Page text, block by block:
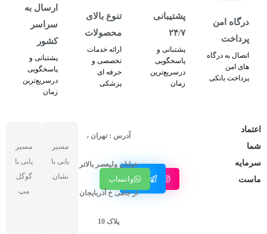
درگاه امن
پرداخت
اتصال به درگاه
های امن
پرداخت بانکی
پشتیبانی
۲۴/۷
پشتبانی و
پاسخگویی
درسریع‌ترین
زمان
تنوع بالای
محصولات
ارائه خدمات
تخصصی و
حرفه ای
پزشکی
ارسال به
سراسر
کشور
پشتبانی و
پاسخگویی
درسریع‌ترین
زمان
اعتماد
شما
سرمایه
ماست
اینستاگرام
کانال
تلگرامواتساپ
آدرس : تهران ،
خیابان ولیعصر بالاتر
از جامی خ آذربایجان
پلاک 10
مسیر
یابی با
نشان
مسیر
یابی با
گوگل
مپ